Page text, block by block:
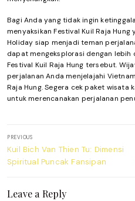
Bagi Anda yang tidak ingin
menyaksikan Festival Kuil Raja Hung
Holiday siap menjadi teman
dapat mengeksplorasi dengan lebih
Festival Kuil Raja Hung tersebut.
perjalanan Anda menjelajahi
Raja Hung. Segera cek paket wisata
untuk merencanakan perjalanan
navigation
PREVIOUS
Previous
post:
Kuil Bich Van Thien Tu: Dimensi
Spiritual Puncak Fansipan
Leave a Reply